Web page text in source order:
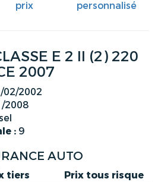
prix personnalisé
E 2 II (2) 220
2007
02/2002
2008
: 9
AUTO
tiers
Prix tous risque